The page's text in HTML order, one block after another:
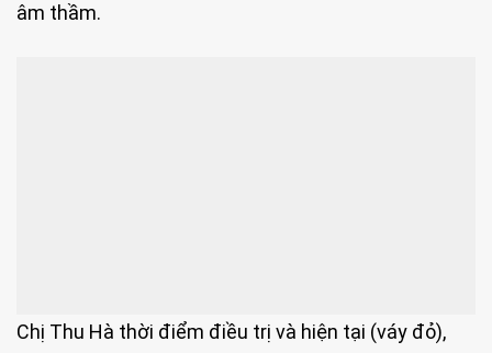
âm thầm.
Chị Thu Hà thời điểm điều trị và hiện tại (váy đỏ),